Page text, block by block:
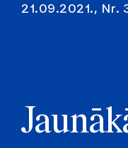
21.09.2021., Nr.